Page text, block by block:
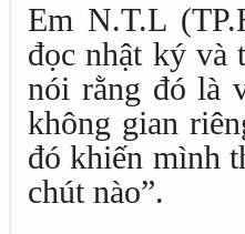
Em N.T.L
đọc nhật ký và
nói rằng đó là
không gian
đó khiến mình
chút nào”.